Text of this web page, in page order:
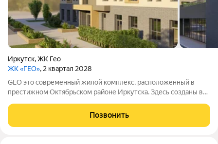
Иркутск,ЖК Гео
ЖК «ГЕО», 2 квартал 2028
GEO это современный жилой комплекс, расположенный в
престижном Октябрьском районе Иркутска. Здесь созданы все
инфраструктура, возможности для отдыха и общения.
Позвонить